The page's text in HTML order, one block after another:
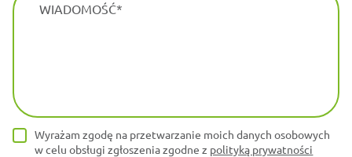
WIADOMOŚĆ
Wyrażam zgodę na przetwarzanie moich danych osobowych
w celu obsługi zgłoszenia zgodne z polityką prywatności